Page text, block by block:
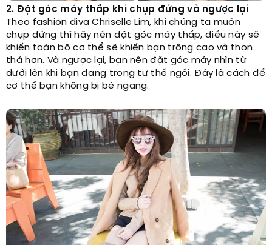
2. Đặt góc máy thấp khi chụp đứng và ngược lại
Theo fashion diva Chriselle Lim, khi chúng ta muốn
chụp đứng thì hãy nên đặt góc máy thấp, điều này sẽ
khiến toàn bộ cơ thể sẽ khiến bạn trông cao và thon
thả hơn. Và ngược lại, bạn nên đặt góc máy nhìn từ
dưới lên khi bạn đang trong tư thế ngồi. Đây là cách để
cơ thể bạn không bị bè ngang.